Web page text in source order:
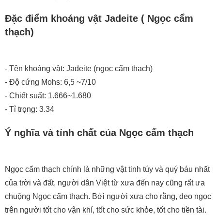
Đặc điểm khoáng vật Jadeite ( Ngọc cẩm
thạch)
- Tên khoáng vật: Jadeite (ngọc cẩm thạch)
- Độ cứng Mohs: 6,5 ~7/10
- Chiết suất: 1.666~1.680
- Tỉ trọng: 3.34
Ý nghĩa và tính chất của Ngọc cẩm thạch
Ngọc cẩm thạch chính là những vật tinh túy và quý báu nhất
của trời và đất, người dân Việt từ xưa đến nay cũng rất ưa
chuộng Ngọc cẩm thạch. Bởi người xưa cho rằng, đeo ngọc
trên người tốt cho vận khí, tốt cho sức khỏe, tốt cho tiền tài.